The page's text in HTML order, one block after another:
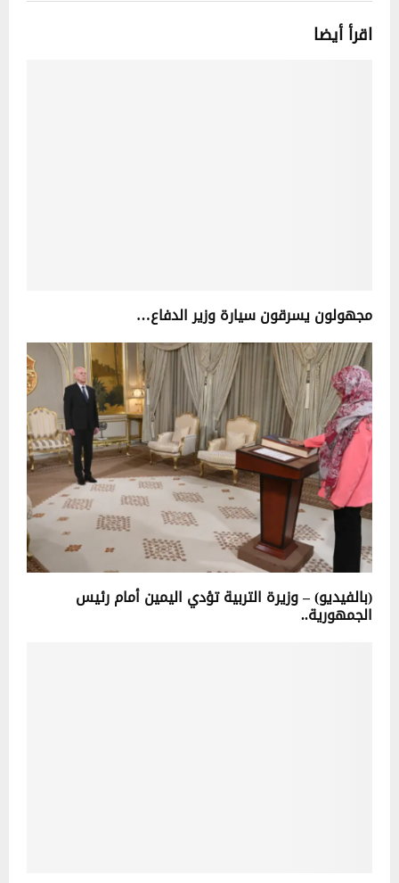
اقرأ أيضا
مجهولون يسرقون سيارة وزير الدفاع…
(بالفيديو) – وزيرة التربية تؤدي اليمين أمام رئيس
الجمهورية..